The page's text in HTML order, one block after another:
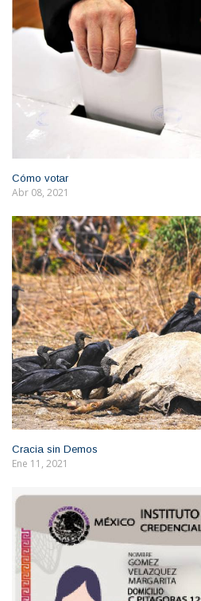
Cómo votar
Abr 08, 2021
Cracia sin Demos
Ene 11, 2021